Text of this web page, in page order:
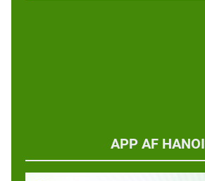
APP AF HANOI